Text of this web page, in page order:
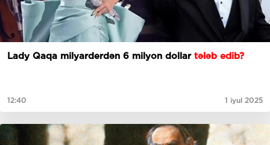
Lady Qaqa milyarderdən 6 milyon dollar tələb edib?
12:40 1 iyul 2025